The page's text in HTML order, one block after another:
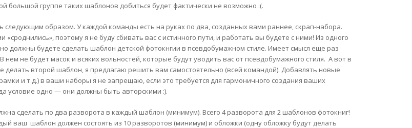
большой группе таких шаблонов добиться будет фактически не возможно :(.
следующим образом. У каждой команды есть на руках по два, созданных вами раннее, скрап-набора.
«сроднились», поэтому я не буду сбивать вас с истинного пути, и работать вы будете с ними! Из одного
должны будете сделать шаблон детской фотокнгии в псевдобумажном стиле. Имеет смысл еще раз
нем не будет масок и всяких вольностей, которые будут уводить вас от псевдобумажного стиля. А вот в
делать второй шаблон, я предлагаю решить вам самостоятельно (всей командой). Добавлять новые
и т.д.) в ваши наборы я не запрещаю, если это требуется для гармоничного создания ваших
условие одно — они должны быть авторскими :).
сделать по два разворота в каждый шаблон (минимум). Всего 4 разворота для 2 шаблонов фотокниг!
ваш шаблон должен состоять из 10 разворотов (минимум) и обложки (одну обложку будут делать